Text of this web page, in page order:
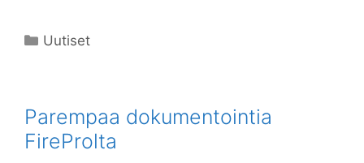
Kategoriat
Uutiset
Parempaa dokumentointia
FireProlta